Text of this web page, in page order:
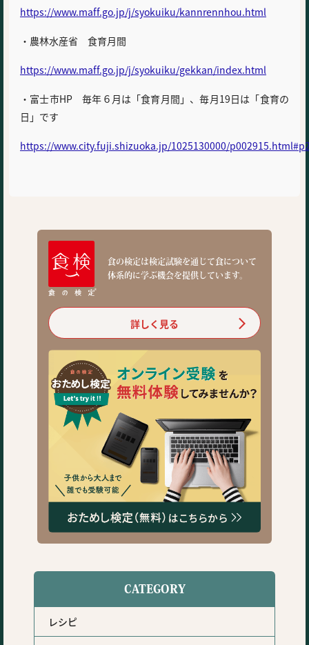
https://www.maff.go.jp/j/syokuiku/kannrennhou.html
・農林水産省 食育月間
https://www.maff.go.jp/j/syokuiku/gekkan/index.html
・富士市HP 毎年６月は「食育月間」、毎月19日は「食育の
日」です
https://www.city.fuji.shizuoka.jp/1025130000/
食の検定は検定試験を通じて食について
体系的に学ぶ機会を提供しています。
詳しく見る
CATEGORY
レシピ